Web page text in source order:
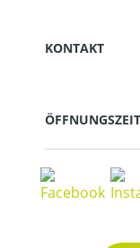
KONTAKT